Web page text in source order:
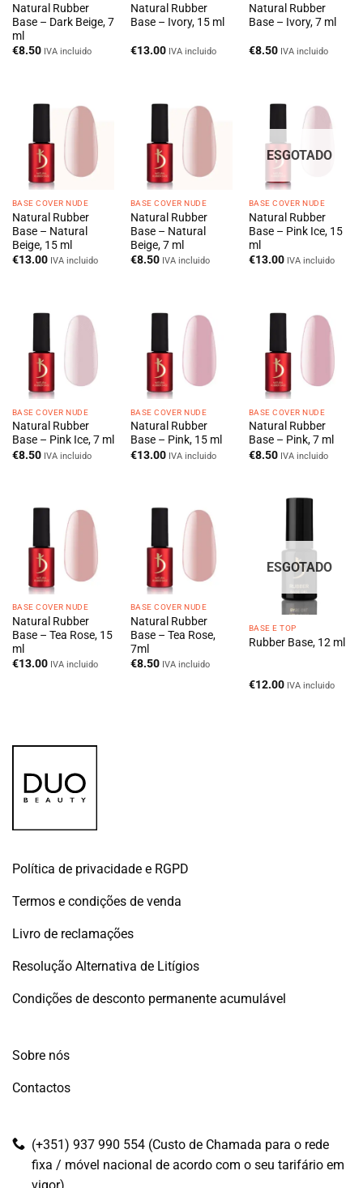
Natural Rubber
Base – Dark Beige, 7
ml
€8.50 IVA incluido
Natural Rubber
Base – Ivory, 15 ml
€13.00 IVA incluido
Natural Rubber
Base – Ivory, 7 ml
€8.50 IVA incluido
BASE COVER NUDE
Natural Rubber
Base – Natural
Beige, 15 ml
€13.00 IVA incluido
BASE COVER NUDE
Natural Rubber
Base – Natural
Beige, 7 ml
€8.50 IVA incluido
ESGOTADO
BASE COVER NUDE
Natural Rubber
Base – Pink Ice, 15
ml
€13.00 IVA incluido
BASE COVER NUDE
Natural Rubber
Base – Pink Ice, 7 ml
€8.50 IVA incluido
BASE COVER NUDE
Natural Rubber
Base – Pink, 15 ml
€13.00 IVA incluido
BASE COVER NUDE
Natural Rubber
Base – Pink, 7 ml
€8.50 IVA incluido
BASE COVER NUDE
Natural Rubber
Base – Tea Rose, 15
ml
€13.00 IVA incluido
BASE COVER NUDE
Natural Rubber
Base – Tea Rose,
7ml
€8.50 IVA incluido
ESGOTADO
BASE E TOP
Rubber Base, 12 ml
€12.00 IVA incluido
Política de privacidade e RGPD
Termos e condições de venda
Livro de reclamações
Resolução Alternativa de Litígios
Condições de desconto permanente acumulável
Sobre nós
Contactos
(+351) 937 990 554 (Custo de Chamada para o rede
fixa / móvel nacional de acordo com o seu tarifário em
vigor)